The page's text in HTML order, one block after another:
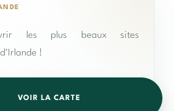
les plus beaux sites
!
VOIR LA CARTE